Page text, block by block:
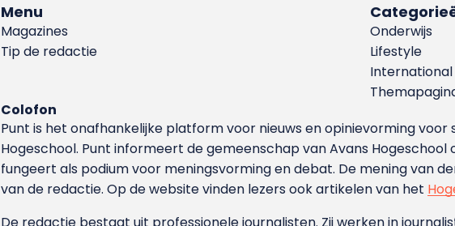
Menu
Magazines
Tip de redactie
Onderwijs
Lifestyle
International
Colofon
Punt is het onafhankelijke platform voor nieuws en opinievorming
Hoge­school. Punt informeert de gemeenschap van Avans
fungeert als podium voor meningsvorming en debat. De mening van
van de redactie. Op de website vinden lezers ook artikelen van het
De redactie bestaat uit professionele journalisten. Zij werken in